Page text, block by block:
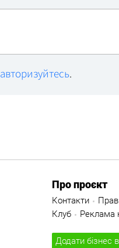
авторизуйтесь.
Про проєкт
Контакти
Клуб
Реклама
Додати бізнес